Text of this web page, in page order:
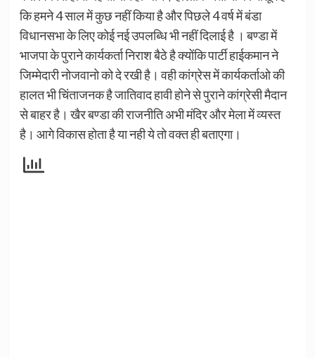
कि हमने 4 साल में कुछ नहीं किया है और पिछले 4 वर्ष में बंडा
विधानसभा के लिए कोई नई उपलब्धि भी नहीं दिलाई है । बण्डा में
भाजपा के पुराने कार्यकर्ता निराश बैठे है क्योंकि पार्टी हाईकमान ने
जिम्मेदारी नोजवानो को दे रखी है। वही कांग्रेस में कार्यकर्ताओ की
हालत भी चिंताजनक है जातिवाद हावी होने से पुराने कांग्रेसी मैदान
से बाहर है। खैर बण्डा की राजनीति अभी मंदिर और मेला में व्यस्त
है। आगे विकास होता है या नही ये तो वक्त ही बताएगा।